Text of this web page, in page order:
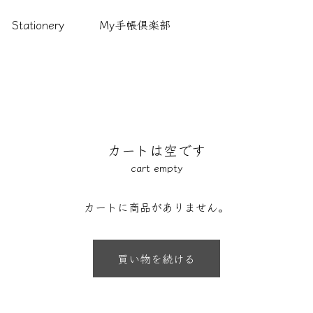
Stationery My手帳倶楽部
カートは空です
cart empty
カートに商品がありません。
買い物を続ける